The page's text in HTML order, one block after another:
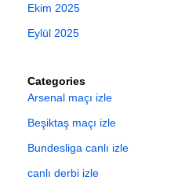
Ekim 2025
Eylül 2025
Categories
Arsenal maçı izle
Beşiktaş maçı izle
Bundesliga canlı izle
canlı derbi izle